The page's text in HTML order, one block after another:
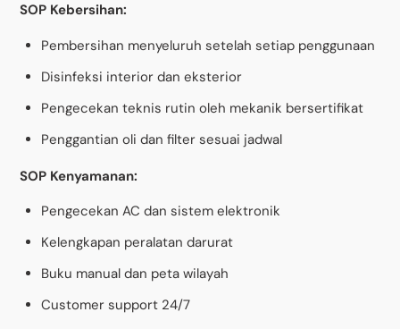
SOP Kebersihan:
Pembersihan menyeluruh setelah setiap penggunaan
Disinfeksi interior dan eksterior
Pengecekan teknis rutin oleh mekanik bersertifikat
Penggantian oli dan filter sesuai jadwal
SOP Kenyamanan:
Pengecekan AC dan sistem elektronik
Kelengkapan peralatan darurat
Buku manual dan peta wilayah
Customer support 24/7